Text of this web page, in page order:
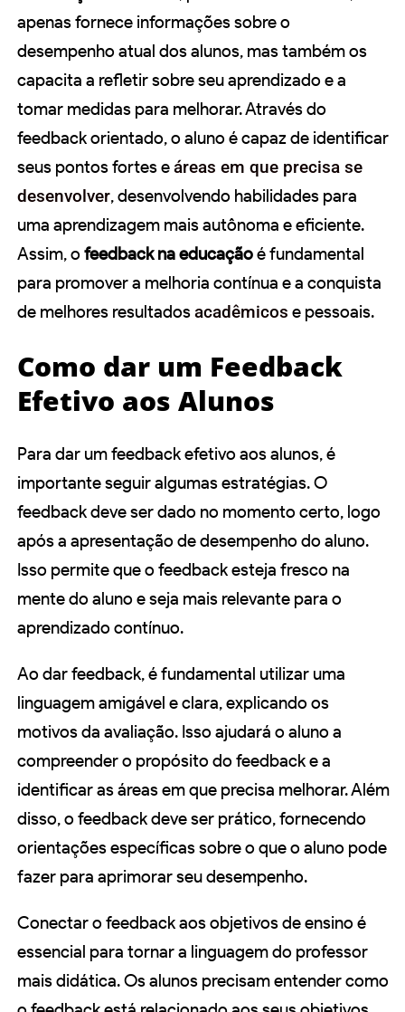
apenas fornece informações sobre o
desempenho atual dos alunos, mas também os
capacita a refletir sobre seu aprendizado e a
tomar medidas para melhorar. Através do
feedback orientado, o aluno é capaz de identificar
seus pontos fortes eáreas em que precisa se
desenvolver, desenvolvendo habilidades para
uma aprendizagem mais autônoma e eficiente.
Assim, o feedback na educaçãoé fundamental
para promover a melhoria contínua e a conquista
de melhores resultadosacadêmicos e pessoais.
Como dar um Feedback
Efetivo aos Alunos
Para dar um feedback efetivo aos alunos, é
importante seguir algumas estratégias. O
feedback deve ser dado no momento certo, logo
após a apresentação de desempenho do aluno.
Isso permite que o feedback esteja fresco na
mente do aluno e seja mais relevante para o
aprendizado contínuo.
Ao dar feedback, é fundamental utilizar uma
linguagem amigável e clara, explicando os
motivos da avaliação. Isso ajudará o aluno a
compreender o propósito do feedback e a
identificar as áreas em que precisa melhorar. Além
disso, o feedback deve ser prático, fornecendo
orientações específicas sobre o que o aluno pode
fazer para aprimorar seu desempenho.
Conectar o feedback aos objetivos de ensino é
essencial para tornar a linguagem do professor
mais didática. Os alunos precisam entender como